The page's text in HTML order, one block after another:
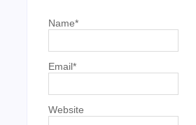
Name*
Email*
Website